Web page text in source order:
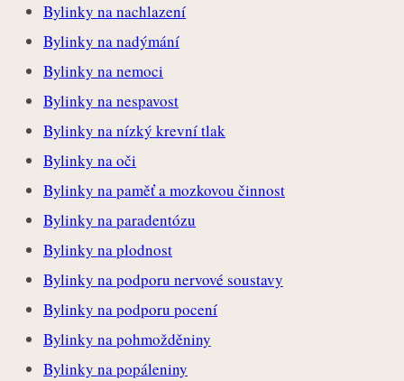
Bylinky na nachlazení
Bylinky na nadýmání
Bylinky na nemoci
Bylinky na nespavost
Bylinky na nízký krevní tlak
Bylinky na oči
Bylinky na paměť a mozkovou činnost
Bylinky na paradentózu
Bylinky na plodnost
Bylinky na podporu nervové soustavy
Bylinky na podporu pocení
Bylinky na pohmožděniny
Bylinky na popáleniny